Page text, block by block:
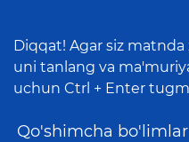
Diqqat! Agar siz
uni tanlang va
uchun Ctrl + Enter
Qo'shimcha bo'limlar